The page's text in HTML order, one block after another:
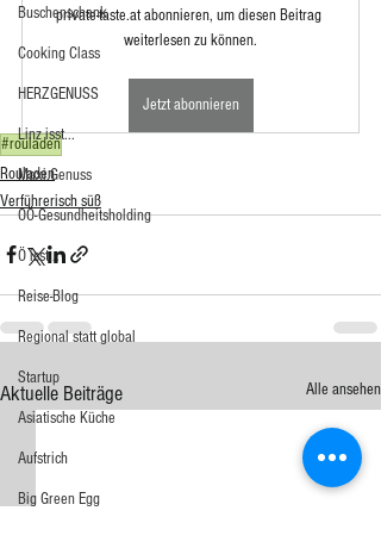
Buschenschank
Cooking Class
HERZGENUSS
Linz isst...
Maxi.Genuss
OÖ-Gesundheitsholding
Ö isst...
Reise-Blog
Regional statt global
Startup
Asiatische Küche
Aufstrich
Big Green Egg
private-taste.at abonnieren, um diesen Beitrag
weiterlesen zu können.
Jetzt abonnieren
#rouladen
Rouladen
Verführerisch süß
Aktuelle Beiträge Alle ansehen